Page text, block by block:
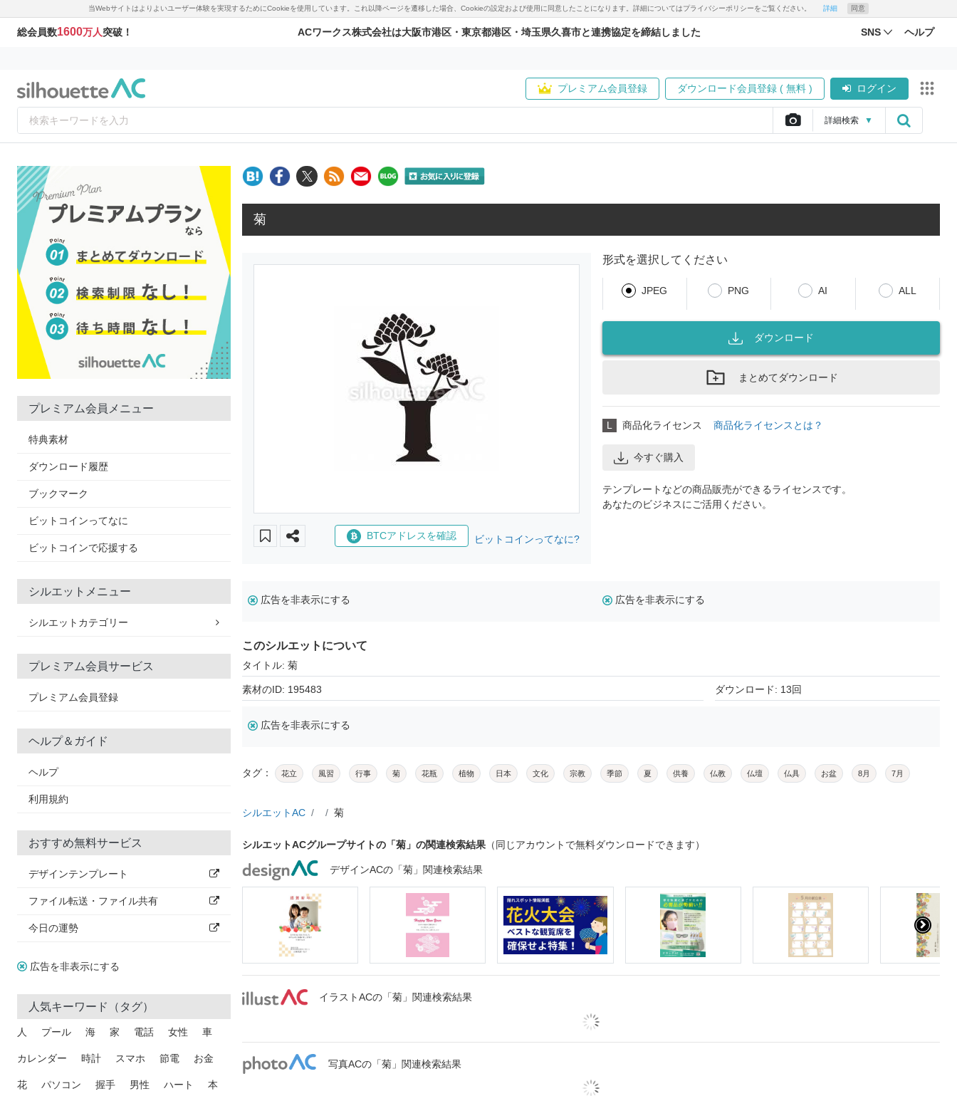
当Webサイトはよりよいユーザー体験を実現するためにCookieを使用しています。これ以降ページを遷移した場合、Cookieの設定および使用に同意したことになります。詳細についてはプライバシーポリシーをご覧ください。 詳細 同意
総会員数1600万人突破！ ACワークス株式会社は大阪市港区・東京都港区・埼玉県久喜市と連携協定を締結しました SNS ヘルプ
プレミアム会員登録 ダウンロード会員登録 ( 無料 ) ログイン
詳細検索 ▼
プレミアム会員メニュー
特典素材
ダウンロード履歴
ブックマーク
ビットコインってなに
ビットコインで応援する
シルエットメニュー
シルエットカテゴリー
プレミアム会員サービス
プレミアム会員登録
ヘルプ＆ガイド
ヘルプ
利用規約
おすすめ無料サービス
デザインテンプレート
ファイル転送・ファイル共有
今日の運勢
広告を非表示にする
人気キーワード（タグ）
人 プール 海 家 電話 女性 車
カレンダー 時計 スマホ 節電 お金
花 パソコン 握手 男性 ハート 本
菊
BTCアドレスを確認 ビットコインってなに?
形式を選択してください
JPEG PNG AI ALL
ダウンロード
まとめてダウンロード
L 商品化ライセンス 商品化ライセンスとは？
今すぐ購入
テンプレートなどの商品販売ができるライセンスです。
あなたのビジネスにご活用ください。
広告を非表示にする 広告を非表示にする
このシルエットについて
タイトル: 菊
素材のID: 195483 ダウンロード: 13回
広告を非表示にする
タグ： 花立 風習 行事 菊 花瓶 植物 日本 文化 宗教 季節 夏 供養 仏教 仏壇 仏具 お盆 8月 7月
シルエットAC 菊
シルエットACグループサイトの「菊」の関連検索結果 （同じアカウントで無料ダウンロードできます）
デザインACの「菊」関連検索結果
イラストACの「菊」関連検索結果
写真ACの「菊」関連検索結果